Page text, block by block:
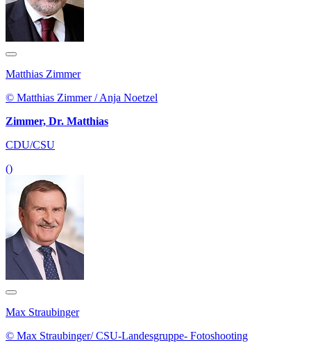
Matthias Zimmer
© Matthias Zimmer / Anja Noetzel
Zimmer, Dr. Matthias
CDU/CSU
()
Max Straubinger
© Max Straubinger/ CSU-Landesgruppe- Fotoshooting